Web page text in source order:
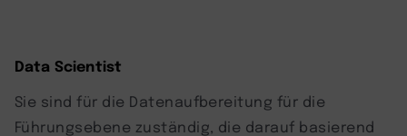
Data Scientist
Sie sind für die Datenaufbereitung für die
Führungsebene zuständig, die darauf basierend